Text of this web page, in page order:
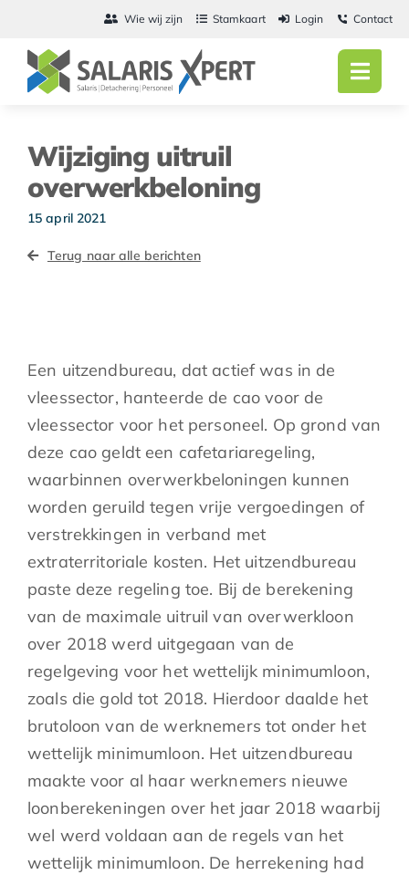
inhoud
Wie wij zijn Stamkaart Login Contact
Actueel
Wijziging uitruil
overwerkbeloning
15 april 2021
Terug naar alle berichten
Een uitzendbureau, dat actief was in de
vleessector, hanteerde de cao voor de
vleessector voor het personeel. Op grond van
deze cao geldt een cafetariaregeling,
waarbinnen overwerkbeloningen kunnen
worden geruild tegen vrije vergoedingen of
verstrekkingen in verband met
extraterritoriale kosten. Het uitzendbureau
paste deze regeling toe. Bij de berekening
van de maximale uitruil van overwerkloon
over 2018 werd uitgegaan van de
regelgeving voor het wettelijk minimumloon,
zoals die gold tot 2018. Hierdoor daalde het
brutoloon van de werknemers tot onder het
wettelijk minimumloon. Het uitzendbureau
maakte voor al haar werknemers nieuwe
loonberekeningen over het jaar 2018 waarbij
wel werd voldaan aan de regels van het
wettelijk minimumloon. De herrekening had